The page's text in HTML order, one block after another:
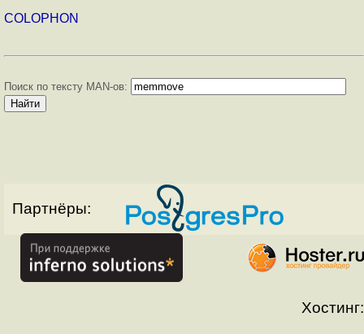
COLOPHON
Поиск по тексту MAN-ов:
Партнёры:
Хостинг: